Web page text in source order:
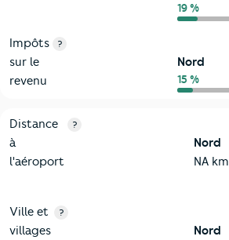
19 %
Impôts
sur le
revenu
?
Nord
15 %
3-Environnement
Critères Nord
Distance
à
l'aéroport
?
Nord
NA km
Ville et
villages
?
Nord